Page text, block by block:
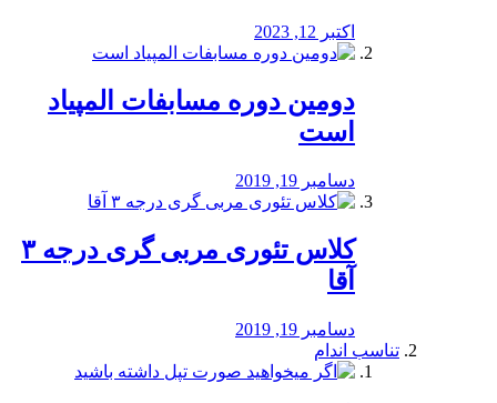
اکتبر 12, 2023
دومین دوره مسابفات المپیاد
است
دسامبر 19, 2019
کلاس تئوری مربی گری درجه ۳
آقا
دسامبر 19, 2019
تناسب اندام